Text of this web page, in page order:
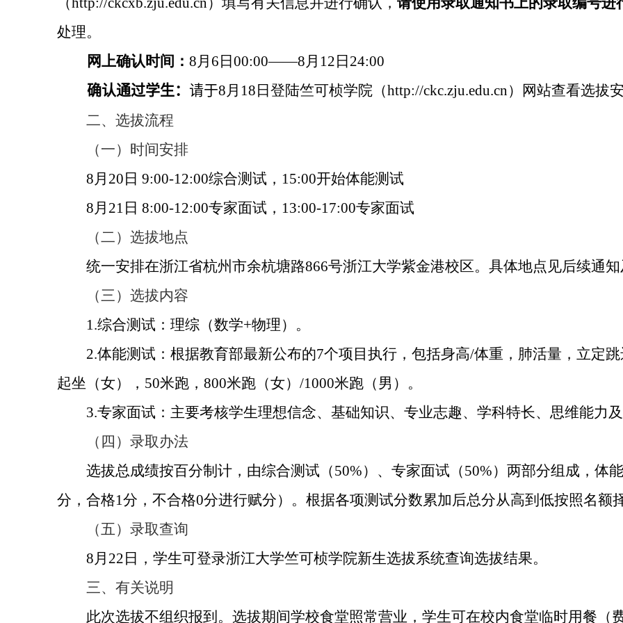
处理。
网上确认时间：8月 6 日00:00——8月 12 日 24:00
确认通过学生：请于8月 18 日登陆竺可桢学院（http://ckc.zju.edu.cn）网站查看选拔
二、选拔流程
（一）时间安排
8月 20 日9:00-12:00综合测试， 15:00开始体能测试
8月 21 日8:00-12:00专家面试， 13:00-17:00专家面试
（二）选拔地点
统一安排在浙江省杭州市余杭塘路866号浙江大学紫金港校区。具体地点见后续通
（三）选拔内容
1.综合测试：理综（数学+物理）。
2.体能测试：根据教育部最新公布的7个项目执行，包括身高/体重，肺活量，立定
起坐（女）， 50米跑， 800米跑（女） /1000米跑（男）。
3.专家面试：主要考核学生理想信念、基础知识、专业志趣、学科特长、思维能力
（四）录取办法
选拔总成绩按百分制计，由综合测试（50%）、专家面试（50%）两部分组成，体
分，合格1分，不合格0分进行赋分）。根据各项测试分数累加后总分从高到低按照名额
（五）录取查询
8月 22 日，学生可登录浙江大学竺可桢学院新生选拔系统查询选拔结果。
三、有关说明
此次选拔不组织报到。选拔期间学校食堂照常营业，学生可在校内食堂临时用餐（